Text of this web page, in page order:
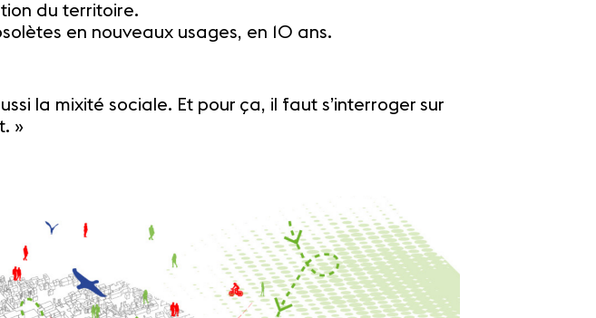
du territoire.
en nouveaux usages, en 10 ans.
la mixité sociale. Et pour ça, il faut s’interroger sur
»